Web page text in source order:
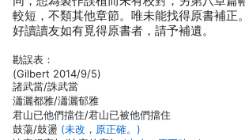
較短，不類其他章節。唯未能找得原書補正。
好讀讀友如有覓得原書者，請予補遺。
勘誤表：
(Gilbert 2014/9/5)
諸武當/誅武當
瀟灑都雅/瀟灑郁雅
君山已他們擋住/君山已被他們擋住
鼓蕩/鼓盪 (未改，原正確。)